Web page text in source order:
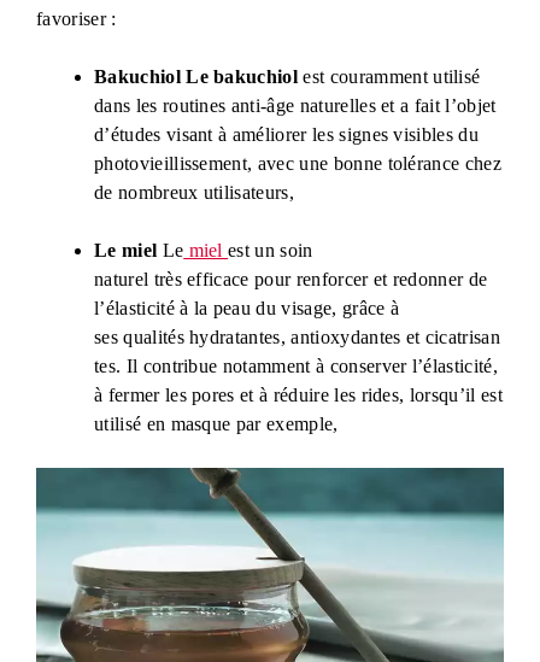
favoriser :
Bakuchiol Le bakuchiolest couramment utilisé
dans les routines anti-âge naturelles et a fait l’objet
d’études visant à améliorer les signes visibles du
photovieillissement, avec une bonne tolérance chez
de nombreux utilisateurs,
Le miel Le mielest un soin
naturel très efficace pour renforcer et redonner de
l’élasticité à la peau du visage, grâce à
ses qualités hydratantes, antioxydantes et cicatrisan
tes. Il contribue notamment à conserver l’élasticité,
à fermer les pores et à réduire les rides, lorsqu’il est
utilisé en masque par exemple,